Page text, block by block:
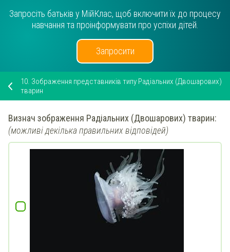
Запросіть батьків у МійКлас, щоб включити їх до процесу
навчання та проінформувати про успіхи дітей.
Запросити
10. Зображення представників типу Радіальних (Двошарових)
тварин
Визнач зображення Радіальних (Двошарових) тварин:
(можливі декілька правильних відповідей)